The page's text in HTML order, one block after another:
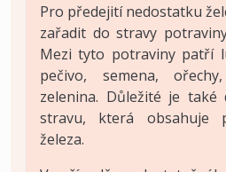
Pro předejití nedostatku
zařadit do stravy
Mezi tyto potraviny patří
pečivo, semena,
zelenina. Důležité je také
stravu, která obsahuje
železa.